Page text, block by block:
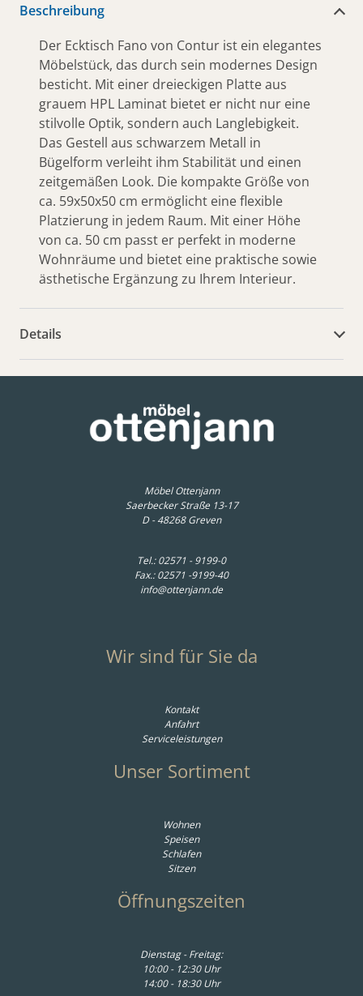
Beschreibung
Der Ecktisch Fano von Contur ist ein elegantes
Möbelstück, das durch sein modernes Design
besticht. Mit einer dreieckigen Platte aus
grauem HPL Laminat bietet er nicht nur eine
stilvolle Optik, sondern auch Langlebigkeit.
Das Gestell aus schwarzem Metall in
Bügelform verleiht ihm Stabilität und einen
zeitgemäßen Look. Die kompakte Größe von
ca. 59x50x50 cm ermöglicht eine flexible
Platzierung in jedem Raum. Mit einer Höhe
von ca. 50 cm passt er perfekt in moderne
Wohnräume und bietet eine praktische sowie
ästhetische Ergänzung zu Ihrem Interieur.
Details
Möbel Ottenjann
Saerbecker Straße 13-17
D - 48268 Greven
Tel.:02571 - 9199-0
Fax.: 02571 -9199-40
info@ottenjann.de
Wir sind für Sie da
Kontakt
Anfahrt
Serviceleistungen
Unser Sortiment
Wohnen
Speisen
Schlafen
Sitzen
Öffnungszeiten
Dienstag - Freitag:
10:00 - 12:30 Uhr
14:00 - 18:30 Uhr